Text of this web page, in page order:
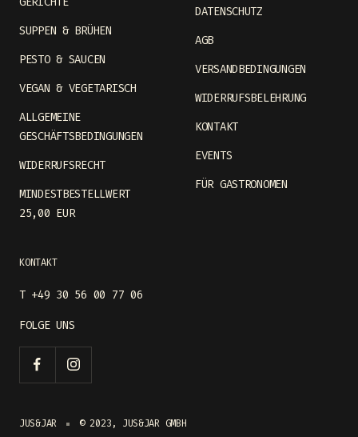
SUPPEN & BRÜHEN
PESTO & SAUCEN
VEGAN & VEGETARISCH
ALLGEMEINE
GESCHÄFTSBEDINGUNGEN
WIDERRUFSRECHT
MINDESTBESTELLWERT
25,00 EUR
DATENSCHUTZ
AGB
VERSANDBEDINGUNGEN
WIDERRUFSBELEHRUNG
KONTAKT
EVENTS
FÜR GASTRONOMEN
KONTAKT
T +49 30 56 00 77 06
FOLGE UNS
JUS&JAR © 2023, JUS&JAR GMBH